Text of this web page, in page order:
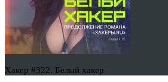
Хакер #322. Белый хакер